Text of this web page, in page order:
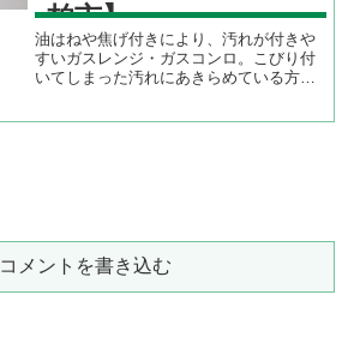
柏市】
油はねや焦げ付きにより、汚れが付きや
すいガスレンジ・ガスコンロ。こびり付
いてしまった汚れにあきらめている方は
コメントを書き込む